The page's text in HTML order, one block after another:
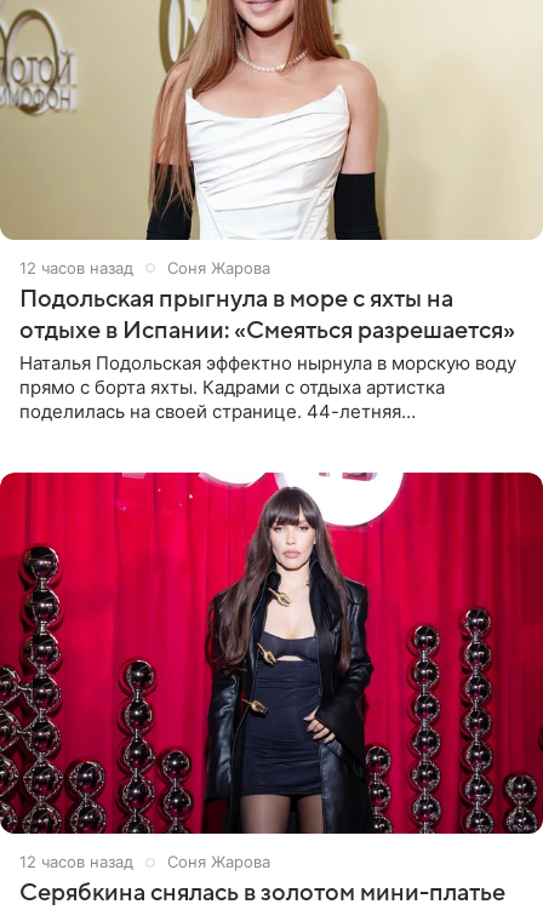
12 часов назад Соня Жарова
Подольская прыгнула в море с яхты на
отдыхе в Испании: «Смеяться разрешается»
Наталья Подольская эффектно нырнула в морскую воду
прямо с борта яхты. Кадрами с отдыха артистка
поделилась на своей странице. 44-летняя
12 часов назад Соня Жарова
Серябкина снялась в золотом мини-платье